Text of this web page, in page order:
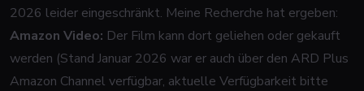
2026 leider eingeschränkt. Meine Recherche hat ergeben:
Amazon Video: Der Film kann dort geliehen oder gekauft
werden (Stand Januar 2026 war er auch über den ARD Plus
Amazon Channel verfügbar, aktuelle Verfügbarkeit bitte